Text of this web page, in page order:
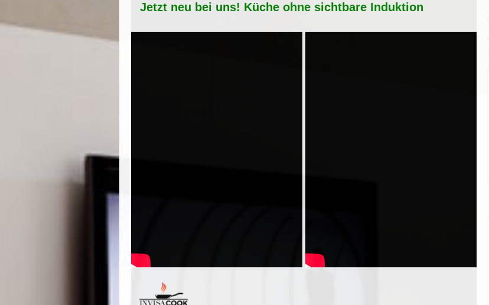
Jetzt neu bei uns! Küche ohne sichtbare Induktion